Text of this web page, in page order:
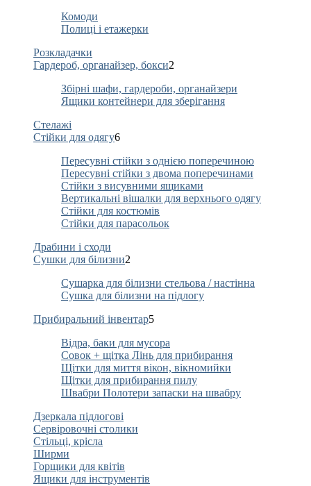
Комоди
Полиці і етажерки
Розкладачки
Гардероб, органайзер, бокси2
Збірні шафи, гардероби, органайзери
Ящики контейнери для зберігання
Стелажі
Стійки для одягу6
Пересувні стійки з однією поперечиною
Пересувні стійки з двома поперечинами
Стійки з висувними ящиками
Вертикальні вішалки для верхнього одягу
Стійки для костюмів
Стійки для парасольок
Драбини і сходи
Сушки для білизни2
Сушарка для білизни стельова / настінна
Сушка для білизни на підлогу
Прибиральний інвентар5
Відра, баки для мусора
Совок + щітка Лінь для прибирання
Щітки для миття вікон, вікномийки
Щітки для прибирання пилу
Швабри Полотери запаски на швабру
Дзеркала підлогові
Сервіровочні столики
Стільці, крісла
Ширми
Горщики для квітів
Ящики для інструментів